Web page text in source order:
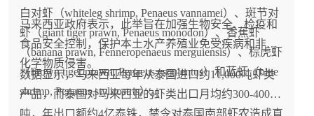
白对虾（whiteleg shrimp, Penaeus vannamei）、斑节对
虾（giant tiger prawn, Penaeus monodon）、香蕉虾
（banana prawn, Fenneropenaeus merguiensis）、棕虎虾
（brown tiger prawn, Penaeus esculentus）和蓝虾（blue
shrimp, Penaeus stylirostris）。
马来西亚政府表示，此举旨在加强生物安全、检疫和
食品安全控制，保护本土水产养殖业免受疾病和非法
化学物质侵害。
数据显示，马来西亚每年从泰国进口约11,000吨虾类
产品，而泰国对马来西亚的虾类出口月均约300-400
吨，年出口额约4亿泰铢，禁令对泰国南部虾农造成直